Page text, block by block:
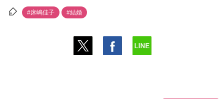
#床嶋佳子 #結婚